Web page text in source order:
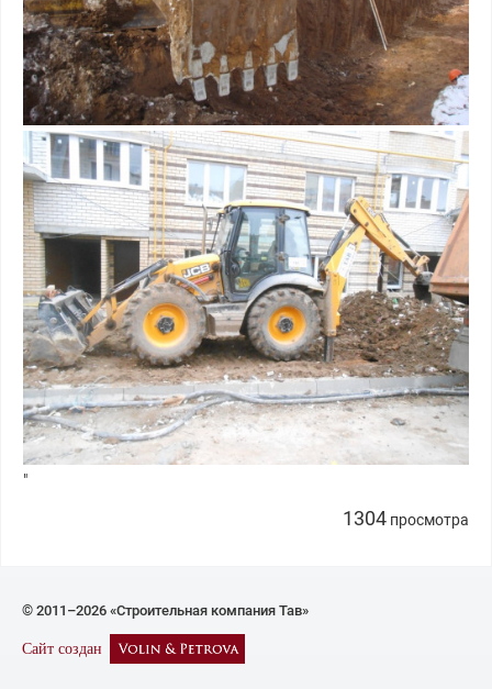
"
1304 просмотра
© 2011–2026 «Строительная компания Тав»
Сайт создан